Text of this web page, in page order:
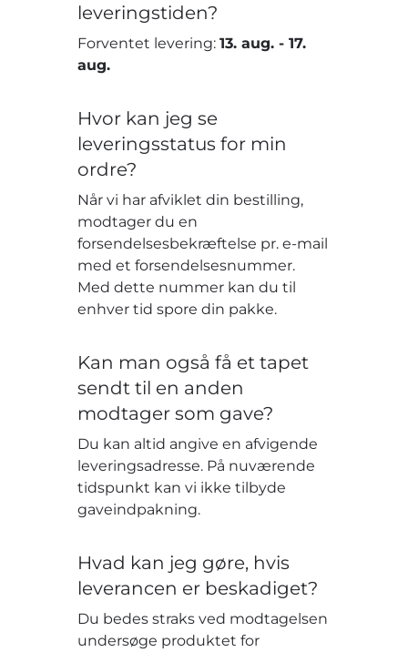
leveringstiden?
Forventet levering:13. aug. -17.
aug.
Hvor kan jeg se
leveringsstatus for min
ordre?
Når vi har afviklet din bestilling,
modtager du en
forsendelsesbekræftelse pr. e-mail
med et forsendelsesnummer.
Med dette nummer kan du til
enhver tid spore din pakke.
Kan man også få et tapet
sendt til en anden
modtager som gave?
Du kan altid angive en afvigende
leveringsadresse. På nuværende
tidspunkt kan vi ikke tilbyde
gaveindpakning.
Hvad kan jeg gøre, hvis
leverancen er beskadiget?
Du bedes straks ved modtagelsen
undersøge produktet for